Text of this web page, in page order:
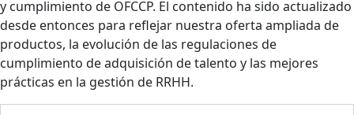
y cumplimiento de OFCCP. El contenido ha sido actualizado
desde entonces para reflejar nuestra oferta ampliada de
productos, la evolución de las regulaciones de
cumplimiento de adquisición de talento y las mejores
prácticas en la gestión de RRHH.